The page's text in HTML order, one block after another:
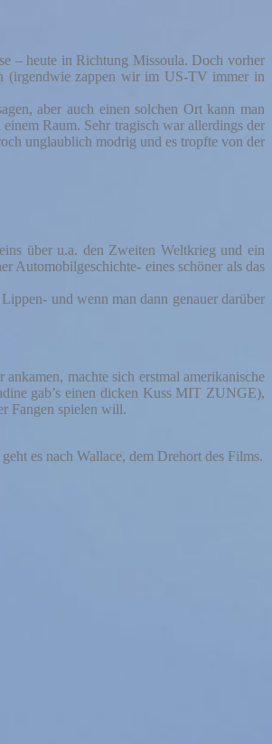
– heute in Richtung Missoula. Doch vorher
(irgendwie zappen wir im US-TV immer in
aber auch einen solchen Ort kann man
Raum. Sehr tragisch war allerdings der
unglaublich modrig und es tropfte von der
über u.a. den Zweiten Weltkrieg und ein
Automobilgeschichte- eines schöner als das
und wenn man dann genauer darüber
machte sich erstmal amerikanische
gab’s einen dicken Kuss MIT ZUNGE),
Fangen spielen will.
es nach Wallace, dem Drehort des Films.